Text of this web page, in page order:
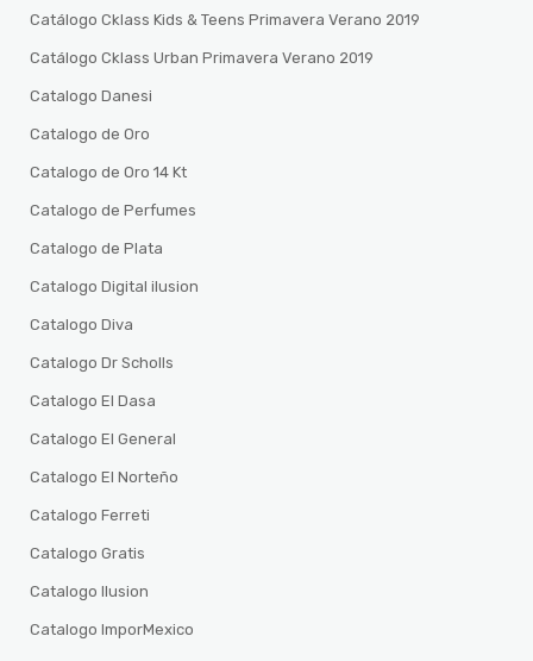
Catálogo Cklass Kids & Teens Primavera Verano 2019
Catálogo Cklass Urban Primavera Verano 2019
Catalogo Danesi
Catalogo de Oro
Catalogo de Oro 14 Kt
Catalogo de Perfumes
Catalogo de Plata
Catalogo Digital ilusion
Catalogo Diva
Catalogo Dr Scholls
Catalogo El Dasa
Catalogo El General
Catalogo El Norteño
Catalogo Ferreti
Catalogo Gratis
Catalogo Ilusion
Catalogo ImporMexico